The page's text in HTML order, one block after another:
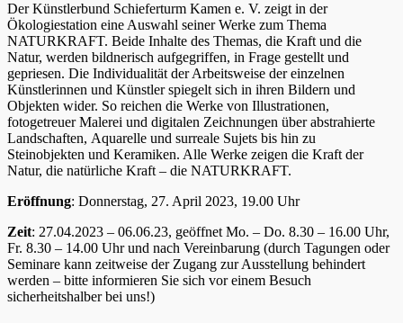
Der Künstlerbund Schieferturm Kamen e. V. zeigt in der
Ökologiestation eine Auswahl seiner Werke zum Thema
NATURKRAFT. Beide Inhalte des Themas, die Kraft und die
Natur, werden bildnerisch aufgegriffen, in Frage gestellt und
gepriesen. Die Individualität der Arbeitsweise der einzelnen
Künstlerinnen und Künstler spiegelt sich in ihren Bildern und
Objekten wider. So reichen die Werke von Illustrationen,
fotogetreuer Malerei und digitalen Zeichnungen über abstrahierte
Landschaften, Aquarelle und surreale Sujets bis hin zu
Steinobjekten und Keramiken. Alle Werke zeigen die Kraft der
Natur, die natürliche Kraft – die NATURKRAFT.
Eröffnung: Donnerstag, 27. April 2023, 19.00 Uhr
Zeit: 27.04.2023 – 06.06.23, geöffnet Mo. – Do. 8.30 – 16.00 Uhr,
Fr. 8.30 – 14.00 Uhr und nach Vereinbarung (durch Tagungen oder
Seminare kann zeitweise der Zugang zur Ausstellung behindert
werden – bitte informieren Sie sich vor einem Besuch
sicherheitshalber bei uns!)